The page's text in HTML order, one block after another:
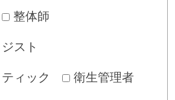
整体師
スト
ィック 衛生管理者